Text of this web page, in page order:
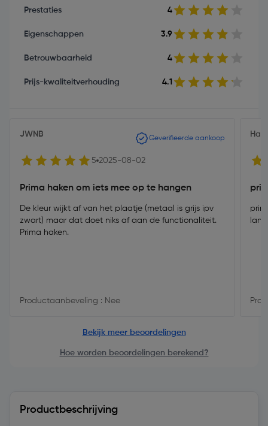
Prestaties 4
Eigenschappen 3.9
Betrouwbaarheid 4
Prijs-kwaliteitverhouding 4.1
JWNB Geverifieerde aankoop
5 2025-08-02
Prima haken om iets mee op te hangen
De kleur wijkt af van het plaatje (metaal is grijs ipv
zwart) maar dat doet niks af aan de functionaliteit.
Prima haken.
Productaanbeveling : Nee
Bekijk meer beoordelingen
Hoe worden beoordelingen berekend?
Productbeschrijving